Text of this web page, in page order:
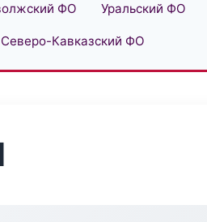
ФО Уральский ФО
Северо-Кавказский ФО